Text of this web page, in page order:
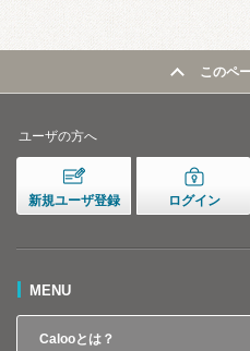
このペ
ユーザの方へ
新規ユーザ登録 ログイン
MENU
Calooとは？